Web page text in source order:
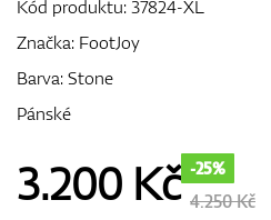
Doplňky
Kód produktu:37824-XL
Značka: FootJoy
Barva: Stone
Pánské
3.200 Kč -25%
4.250 Kč